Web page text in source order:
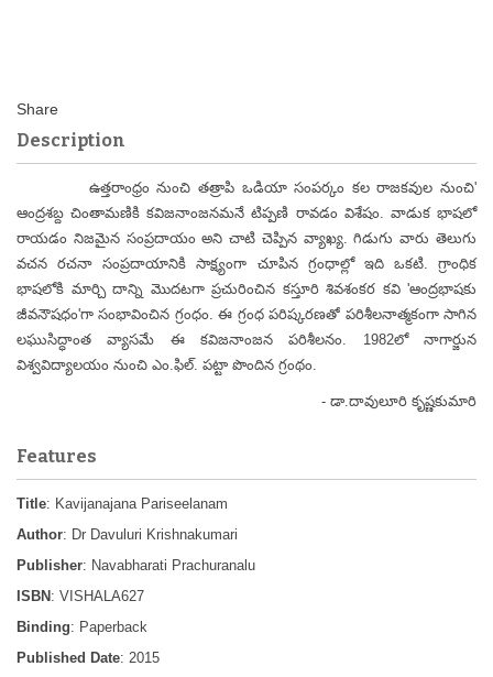
Description
ఉత్తరాంధ్రం నుంచి తత్రాపి ఒడియా సంపర్కం కల రాజకవుల నుంచి'
ఆంద్రశబ్ద చింతామణికి కవిజనాంజనమనే టిప్పణి రావడం విశేషం. వాడుక భాషలో
రాయడం నిజమైన సంప్రదాయం అని చాటి చెప్పిన వ్యాఖ్య. గిడుగు వారు తెలుగు
వచన రచనా సంప్రదాయానికి సాక్ష్యంగా చూపిన గ్రంధాల్లో ఇది ఒకటి. గ్రాంధిక
భాషలోకి మార్చి దాన్ని మొదటగా ప్రచురించిన కస్తూరి శివశంకర కవి 'ఆంద్రభాషకు
జీవనౌషధం'గా సంభావించిన గ్రంధం. ఈ గ్రంధ పరిష్కరణతో పరిశీలనాత్మకంగా సాగిన
లఘుసిద్ధాంత వ్యాసమే ఈ కవిజనాంజన పరిశీలనం. 1982లో నాగార్జున
విశ్వవిద్యాలయం నుంచి ఎం.ఫిల్. పట్టా పొందిన గ్రంథం.
- డా.దావులూరి కృష్ణకుమారి
Features
Title: Kavijanajana Pariseelanam
Author: Dr Davuluri Krishnakumari
Publisher: Navabharati Prachuranalu
ISBN : VISHALA627
Binding: Paperback
Published Date: 2015